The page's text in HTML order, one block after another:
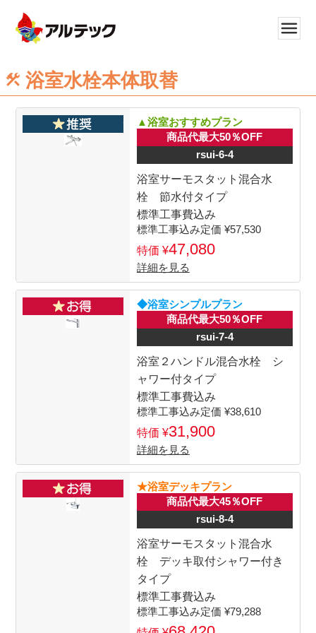
浴室水栓本体取替
▲浴室おすすめプラン
商品代最大50％OFF
rsui-6-4
浴室サーモスタット混合水
栓 節水付タイプ
標準工事費込み
57,530
47,080
詳細を見る
◆浴室シンプルプラン
商品代最大50％OFF
rsui-7-4
浴室２ハンドル混合水栓 シ
ャワー付タイプ
標準工事費込み
38,610
31,900
詳細を見る
★浴室デッキプラン
商品代最大45％OFF
rsui-8-4
浴室サーモスタット混合水
栓 デッキ取付シャワー付き
タイプ
標準工事費込み
79,288